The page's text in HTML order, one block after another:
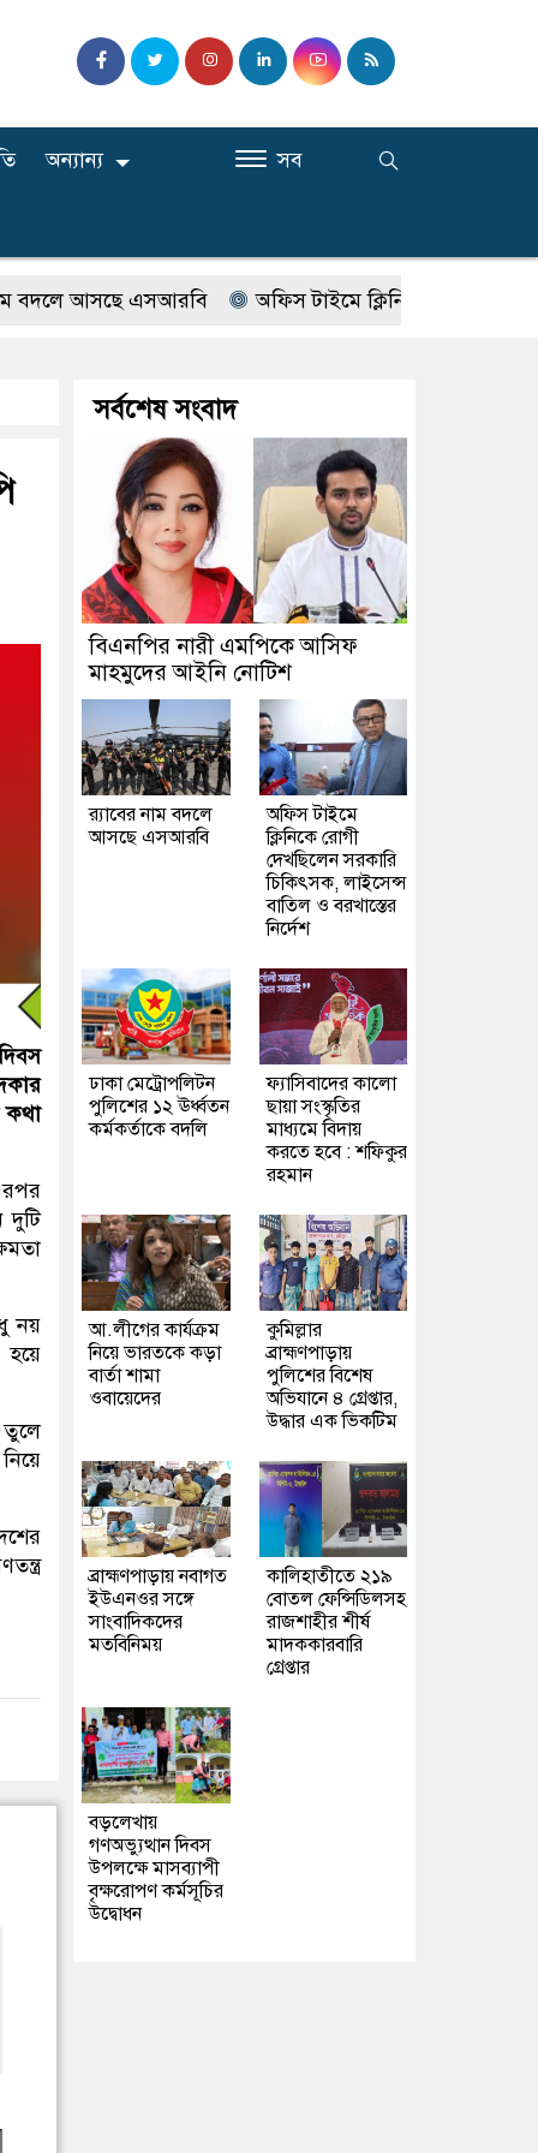
অন্যান্য সব
আসছে এসআরবি অফিস টাইমে ক্লিনিকে রোগী দেখছিলেন
কথা
দুটি
নয়
হয়ে
তুলে
সর্বশেষ সংবাদ
বিএনপির নারী এমপিকে আসিফ
মাহমুদের আইনি নোটিশ
র‍্যাবের নাম বদলে
আসছে এসআরবি
অফিস টাইমে
ক্লিনিকে রোগী
দেখছিলেন সরকারি
চিকিৎসক, লাইসেন্স
বাতিল ও বরখাস্তের
নির্দেশ
ঢাকা মেট্রোপলিটন
পুলিশের ১২ ঊর্ধ্বতন
কর্মকর্তাকে বদলি
ফ্যাসিবাদের কালো
ছায়া সংস্কৃতির
মাধ্যমে বিদায়
করতে হবে : শফিকুর
রহমান
আ.লীগের কার্যক্রম
নিয়ে ভারতকে কড়া
বার্তা শামা
ওবায়েদের
কুমিল্লার
ব্রাহ্মণপাড়ায়
পুলিশের বিশেষ
অভিযানে ৪ গ্রেপ্তার,
উদ্ধার এক ভিকটিম
ব্রাহ্মণপাড়ায় নবাগত
ইউএনওর সঙ্গে
সাংবাদিকদের
মতবিনিময়
কালিহাতীতে ২১৯
বোতল ফেন্সিডিলসহ
রাজশাহীর শীর্ষ
মাদককারবারি
গ্রেপ্তার
বড়লেখায়
গণঅভ্যুত্থান দিবস
উপলক্ষে মাসব্যাপী
বৃক্ষরোপণ কর্মসূচির
উদ্বোধন